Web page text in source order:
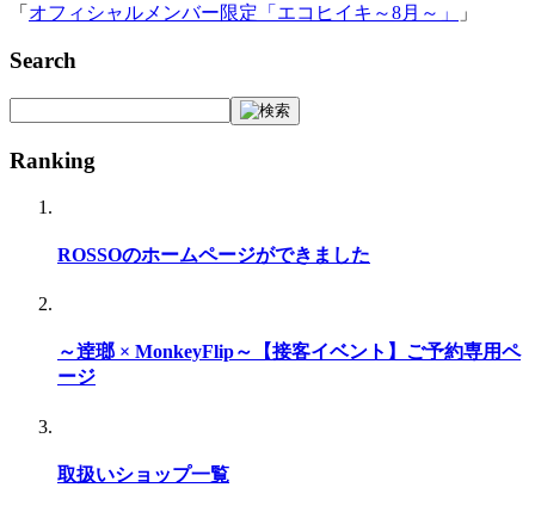
「 オフィシャルメンバー限定「エコヒイキ～8月～」 」
Search
Ranking
ROSSOのホームページができました
～逹瑯 × MonkeyFlip～【接客イベント】ご予約専用ペ
ージ
取扱いショップ一覧